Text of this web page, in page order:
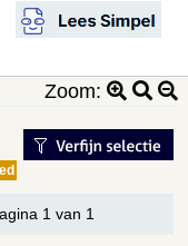
Zoom:
1 van 1